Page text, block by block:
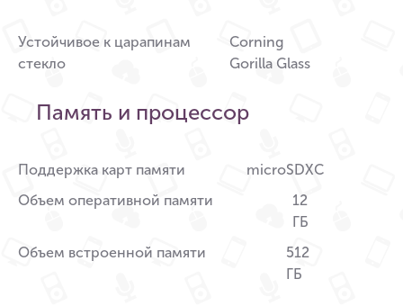
Устойчивое к царапинам
стекло
Corning
Gorilla Glass
Память и процессор
Поддержка карт памяти
microSDXC
Объем оперативной памяти
12
ГБ
Объем встроенной памяти
512
ГБ